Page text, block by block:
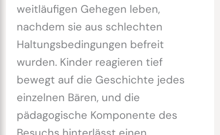
weitläufigen Gehegen leben,
nachdem sie aus schlechten
Haltungsbedingungen befreit
wurden. Kinder reagieren tief
bewegt auf die Geschichte jedes
einzelnen Bären, und die
pädagogische Komponente des